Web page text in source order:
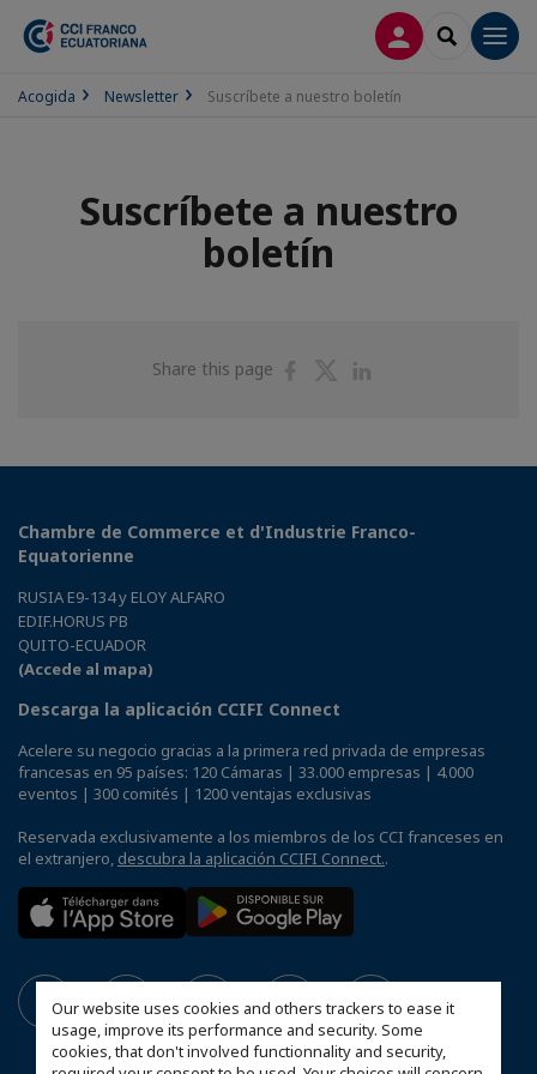
Our website uses cookies and others trackers to ease it
usage, improve its performance and security. Some
cookies, that don't involved functionnality and security,
CONECTARSE
SEARCH
Acogida Newsletter Suscríbete a nuestro boletín
Suscríbete a nuestro
boletín
Share this page
ShareShare
Chambre de Commerce et d'Industrie Franco-
Equatorienne
RUSIA E9-134 y ELOY ALFARO
EDIF.HORUS PB
QUITO-ECUADOR
(Accede al mapa)
Descarga la aplicación CCIFI Connect
Acelere su negocio gracias a la primera red privada de empresas
francesas en 95 países: 120 Cámaras | 33.000 empresas | 4.000
eventos | 300 comités | 1200 ventajas exclusivas
Reservada exclusivamente a los miembros de los CCI franceses en
el extranjero, descubra la aplicación CCIFI Connect..